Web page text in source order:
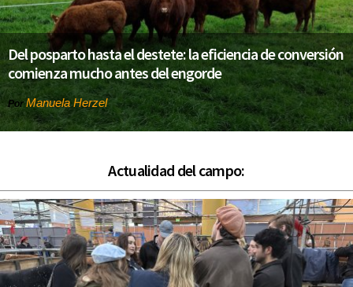
Del posparto hasta el destete: la eficiencia de conversión
comienza mucho antes del engorde
Por Manuela Herzel
Actualidad del campo: